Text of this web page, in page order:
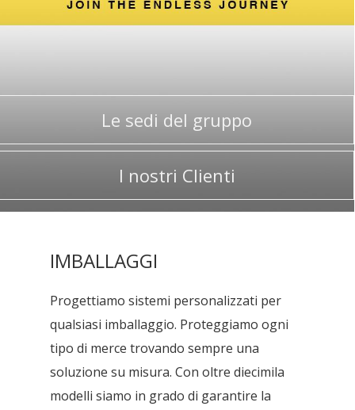
Le sedi del gruppo
I nostri Clienti
IMBALLAGGI
Progettiamo sistemi personalizzati per
qualsiasi imballaggio. Proteggiamo ogni
tipo di merce trovando sempre una
soluzione su misura. Con oltre diecimila
modelli siamo in grado di garantire la